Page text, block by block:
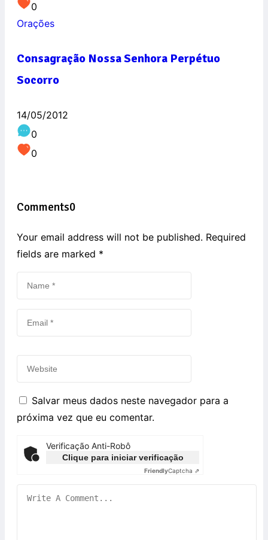
0
Orações
Consagração Nossa Senhora Perpétuo
Socorro
14/05/2012
0
0
Comments0
Your email address will not be published. Required
fields are marked *
Salvar meus dados neste navegador para a
próxima vez que eu comentar.
Verificação Anti-Robô
Clique para iniciar verificação
FriendlyCaptcha ⇗